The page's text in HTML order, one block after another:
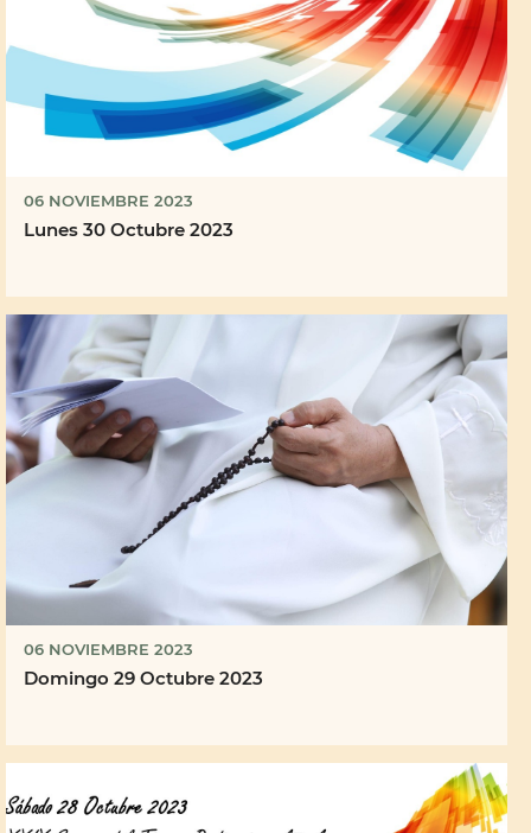
06 NOVIEMBRE 2023
Lunes 30 Octubre 2023
06 NOVIEMBRE 2023
Domingo 29 Octubre 2023